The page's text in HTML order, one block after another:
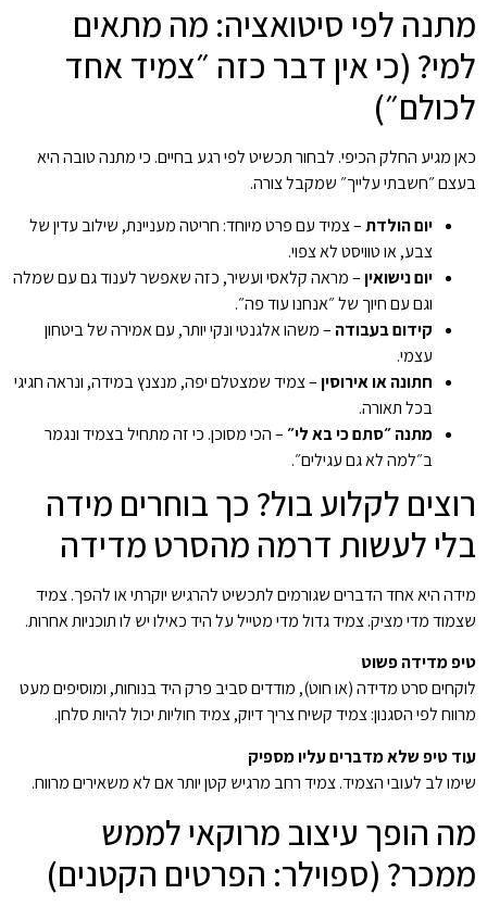
מתנה לפי סיטואציה: מה מתאים
למי? (כי אין דבר כזה ״צמיד אחד
לכולם״)
כאן מגיע החלק הכיפי. לבחור תכשיט לפי רגע בחיים. כי מתנה טובה היא
בעצם ״חשבתי עלייך״ שמקבל צורה.
יום הולדת– צמיד עם פרט מיוחד: חריטה מעניינת, שילוב עדין של
צבע, או טוויסט לא צפוי.
יום נישואין– מראה קלאסי ועשיר, כזה שאפשר לענוד גם עם שמלה
וגם עם חיוך של ״אנחנו עוד פה״.
קידום בעבודה – משהו אלגנטי ונקי יותר, עם אמירה של ביטחון
עצמי.
חתונה או אירוסין– צמיד שמצטלם יפה, מנצנץ במידה, ונראה חגיגי
בכל תאורה.
מתנה ״סתם כי בא לי״ – הכי מסוכן. כי זה מתחיל בצמיד ונגמר
ב״למה לא גם עגילים״.
רוצים לקלוע בול? כך בוחרים מידה
בלי לעשות דרמה מהסרט מדידה
מידה היא אחד הדברים שגורמים לתכשיט להרגיש יוקרתי או להפך. צמיד
שצמוד מדי מציק. צמיד גדול מדי מטייל על היד כאילו יש לו תוכניות אחרות.
טיפ מדידה פשוט
לוקחים סרט מדידה (או חוט), מודדים סביב פרק היד בנוחות, ומוסיפים מעט
מרווח לפי הסגנון: צמיד קשיח צריך דיוק, צמיד חוליות יכול להיות סלחן.
עוד טיפ שלא מדברים עליו מספיק
שימו לב לעובי הצמיד. צמיד רחב מרגיש קטן יותר אם לא משאירים מרווח.
מה הופך עיצוב מרוקאי לממש
ממכר? (ספוילר: הפרטים הקטנים)